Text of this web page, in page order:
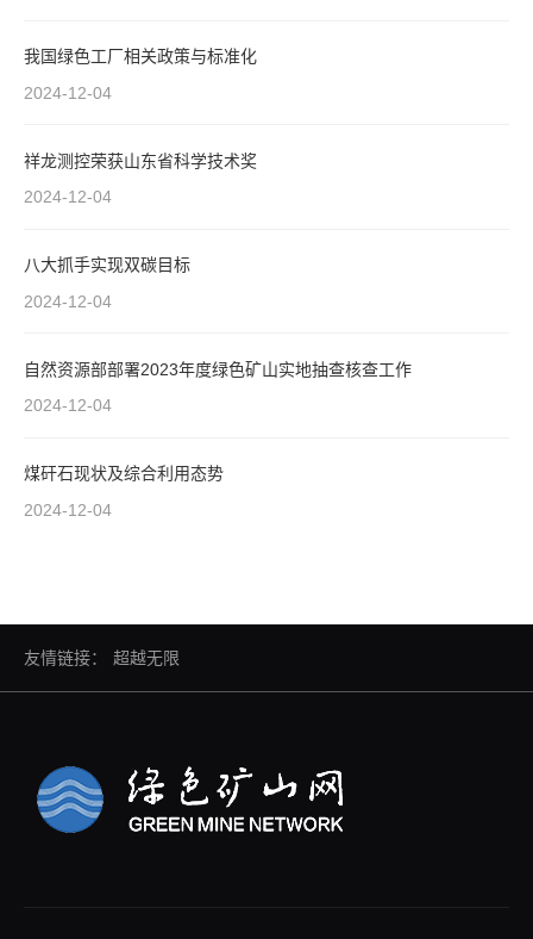
我国绿色工厂相关政策与标准化
2024-12-04
祥龙测控荣获山东省科学技术奖
2024-12-04
八大抓手实现双碳目标
2024-12-04
自然资源部部署2023年度绿色矿山实地抽查核查工作
2024-12-04
煤矸石现状及综合利用态势
2024-12-04
友情链接： 超越无限